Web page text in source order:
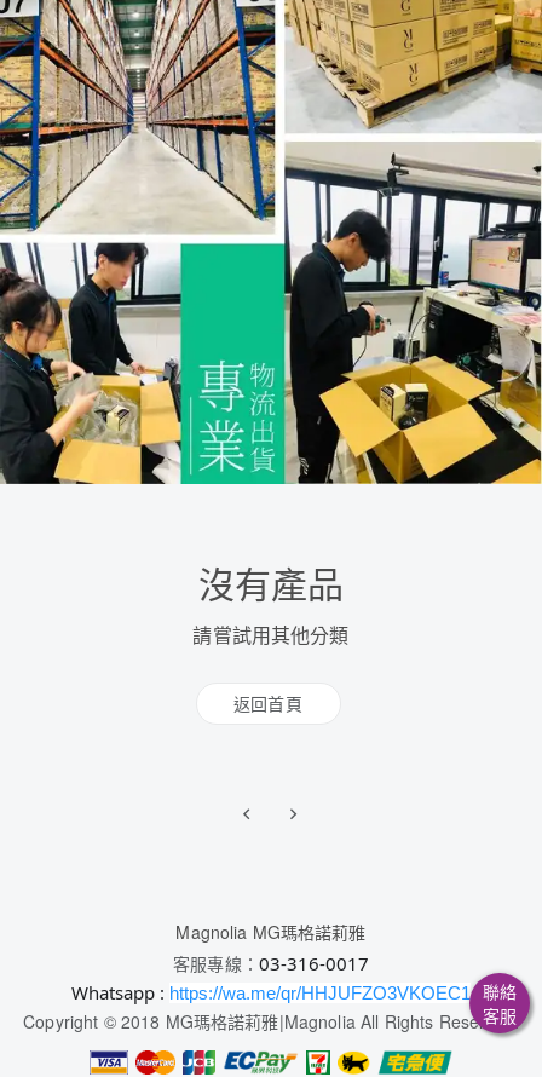
沒有產品
請嘗試用其他分類
返回首頁
Magnolia MG瑪格諾莉雅
客服專線： 03-316-0017
Whatsapp : https://wa.me/qr/HHJUFZO3VKOEC1
Copyright © 2018 MG瑪格諾莉雅|Magnolia All Rights Reserved.
聯絡
客服